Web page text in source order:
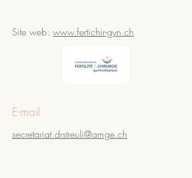
Site web: www.fertichir-gyn.ch
E-mail
secretariat.drstreuli@amge.ch